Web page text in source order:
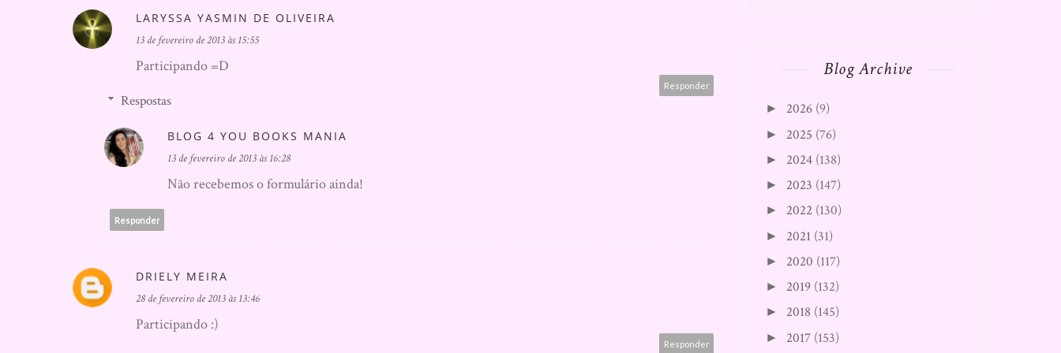
LARYSSA YASMIN DE OLIVEIRA
13 de fevereiro de 2013 às 15:55
Participando =D
Responder
Respostas
BLOG 4 YOU BOOKS MANIA
13 de fevereiro de 2013 às 16:28
Não recebemos o formulário ainda!
Responder
DRIELY MEIRA
28 de fevereiro de 2013 às 13:46
Participando :)
Responder
Blog Archive
► 2026 (9)
► 2025 (76)
► 2024 (138)
► 2023 (147)
► 2022 (130)
► 2021 (31)
► 2020 (117)
► 2019 (132)
► 2018 (145)
► 2017 (153)